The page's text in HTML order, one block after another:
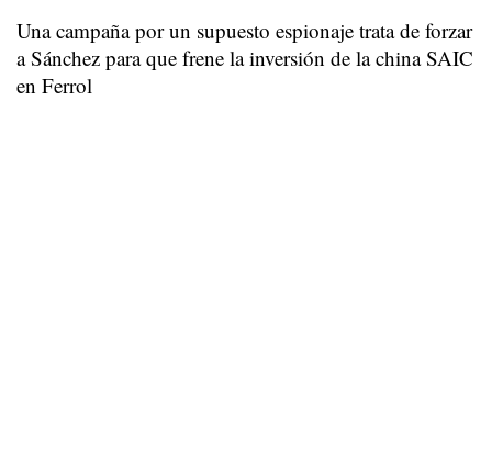
Una campaña por un supuesto espionaje trata de forzar
a Sánchez para que frene la inversión de la china SAIC
en Ferrol